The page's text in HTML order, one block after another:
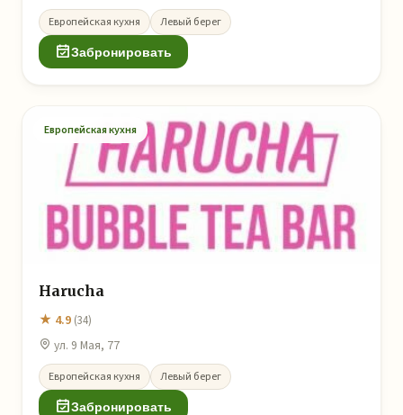
Европейская кухня Левый берег
Забронировать
Европейская кухня
Harucha
★ 4.9 (34)
ул. 9 Мая, 77
Европейская кухня Левый берег
Забронировать